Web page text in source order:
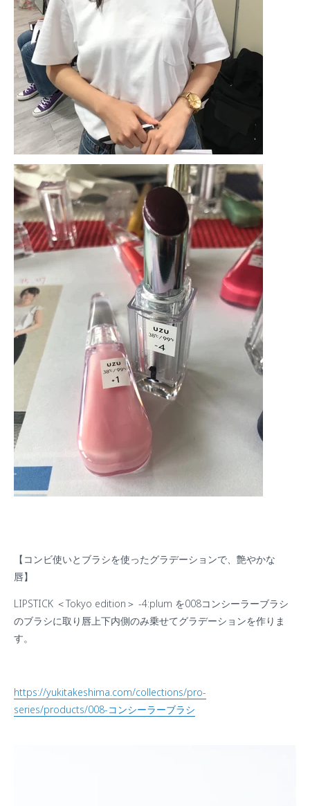
【コンビ使いとブラシを使ったグラデーションで、艶やかな
唇】
LIPSTICK ＜Tokyo edition ＞ -4:plum を008コンシーラーブラシ
のブラシに取り唇上下内側のみ乗せてグラデーションを作りま
す。
https://yukitakeshima.com/collections/pro-
series/products/008-コンシーラーブラシ